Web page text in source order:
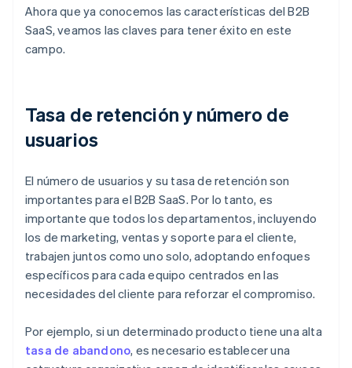
Ahora que ya conocemos las características del B2B
SaaS, veamos las claves para tener éxito en este
campo.
Tasa de retención y número de
usuarios
El número de usuarios y su tasa de retención son
importantes para el B2B SaaS. Por lo tanto, es
importante que todos los departamentos, incluyendo
los de marketing, ventas y soporte para el cliente,
trabajen juntos como uno solo, adoptando enfoques
específicos para cada equipo centrados en las
necesidades del cliente para reforzar el compromiso.
Por ejemplo, si un determinado producto tiene una alta
tasa de abandono, es necesario establecer una